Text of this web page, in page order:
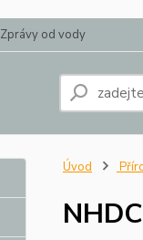
Zprávy od vody
Úvod